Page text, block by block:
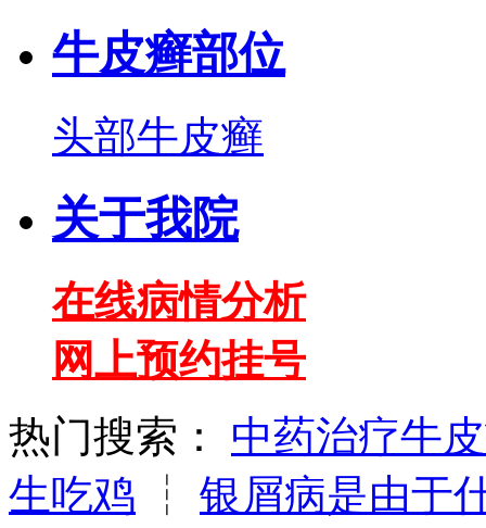
牛皮癣部位
头部牛皮癣
关于我院
在线病情分析
网上预约挂号
热门搜索：
中药治疗牛
生吃鸡 ┆ 银屑病是由于